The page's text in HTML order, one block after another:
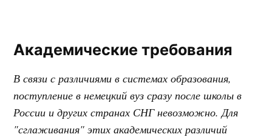
Академические требования
В связи с различиями в системах образования,
поступление в немецкий вуз сразу после школы в
России и других странах СНГ невозможно. Для
"сглаживания" этих академических различий